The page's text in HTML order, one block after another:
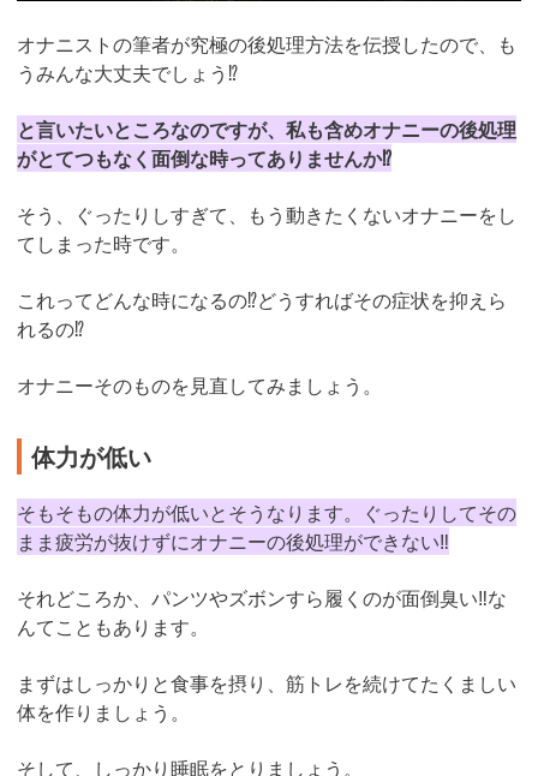
オナニストの筆者が究極の後処理方法を伝授したので、も
うみんな大丈夫でしょう⁉︎
と言いたいところなのですが、私も含めオナニーの後処理
がとてつもなく面倒な時ってありませんか⁉︎
そう、ぐったりしすぎて、もう動きたくないオナニーをし
てしまった時です。
これってどんな時になるの⁉︎どうすればその症状を抑えら
れるの⁉︎
オナニーそのものを見直してみましょう。
体力が低い
そもそもの体力が低いとそうなります。ぐったりしてその
まま疲労が抜けずにオナニーの後処理ができない‼︎
それどころか、パンツやズボンすら履くのが面倒臭い‼︎な
んてこともあります。
まずはしっかりと食事を摂り、筋トレを続けてたくましい
体を作りましょう。
そして、しっかり睡眠をとりましょう。